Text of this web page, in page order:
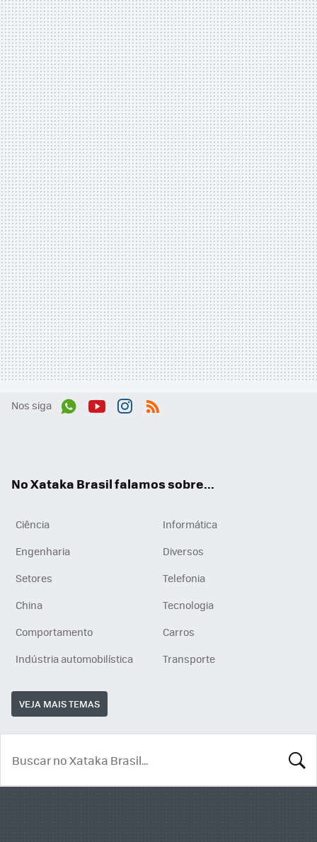
Nos siga
No Xataka Brasil falamos sobre...
Ciência
Informática
Engenharia
Diversos
Setores
Telefonia
China
Tecnologia
Comportamento
Carros
Indústria automobilística
Transporte
VEJA MAIS TEMAS